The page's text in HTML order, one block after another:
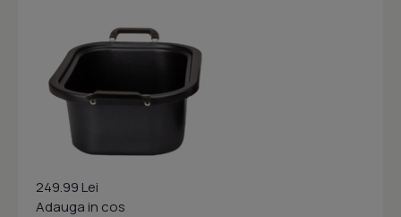
249.99 Lei
Adauga in cos